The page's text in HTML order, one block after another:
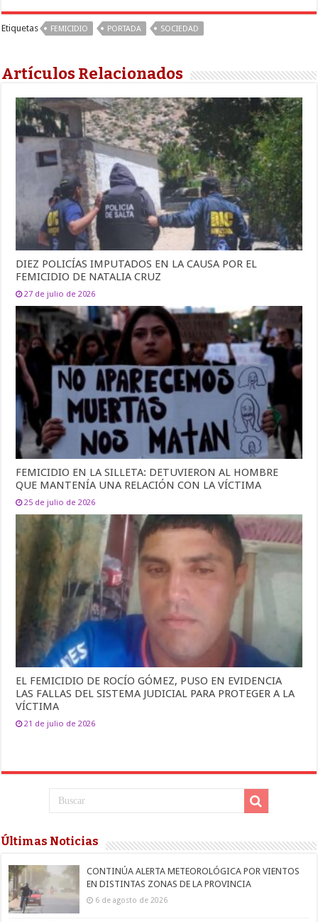
Etiquetas FEMICIDIO PORTADA SOCIEDAD
Artículos Relacionados
DIEZ POLICÍAS IMPUTADOS EN LA CAUSA POR EL
FEMICIDIO DE NATALIA CRUZ
27 de julio de 2026
FEMICIDIO EN LA SILLETA: DETUVIERON AL HOMBRE
QUE MANTENÍA UNA RELACIÓN CON LA VÍCTIMA
25 de julio de 2026
EL FEMICIDIO DE ROCÍO GÓMEZ, PUSO EN EVIDENCIA
LAS FALLAS DEL SISTEMA JUDICIAL PARA PROTEGER A LA
VÍCTIMA
21 de julio de 2026
Últimas Noticias
CONTINÚA ALERTA METEOROLÓGICA POR VIENTOS
EN DISTINTAS ZONAS DE LA PROVINCIA
6 de agosto de 2026